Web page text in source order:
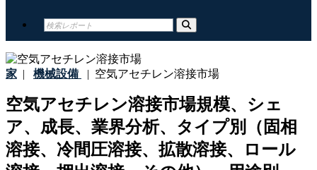
家 | 機械設備 | 空気アセチレン溶接市場
空気アセチレン溶接市場規模、シェ
ア、成長、業界分析、タイプ別（固相
溶接、冷間圧溶接、拡散溶接、ロール